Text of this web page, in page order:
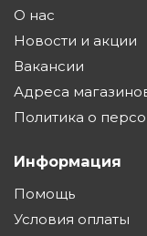
О нас
Новости и акции
Вакансии
Адреса
Политика о
Информация
Помощь
Условия оплаты